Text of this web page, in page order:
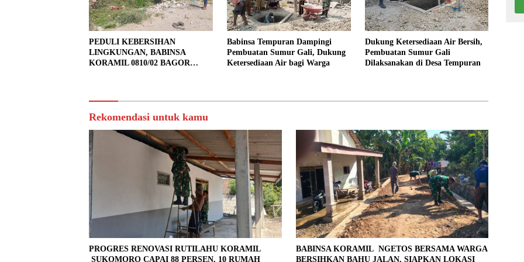
PEDULI KEBERSIHAN
LINGKUNGAN, BABINSA
KORAMIL 0810/02 BAGOR
Babinsa Tempuran Dampingi
Pembuatan Sumur Gali, Dukung
Ketersediaan Air bagi Warga
Dukung Ketersediaan Air Bersih,
Pembuatan Sumur Gali
Dilaksanakan di Desa Tempuran
Rekomendasi untuk kamu
PROGRES RENOVASI RUTILAHU KORAMIL
SUKOMORO CAPAI 88 PERSEN, 10 RUMAH
BABINSA KORAMIL NGETOS BERSAMA WARGA
BERSIHKAN BAHU JALAN, SIAPKAN LOKASI